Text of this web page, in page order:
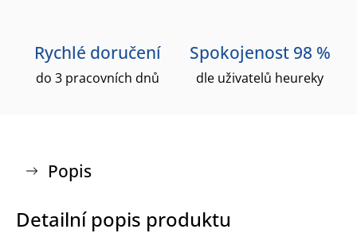
Rychlé doručení
do 3 pracovních dnů
Spokojenost 98 %
dle uživatelů heureky
Popis
Detailní popis produktu